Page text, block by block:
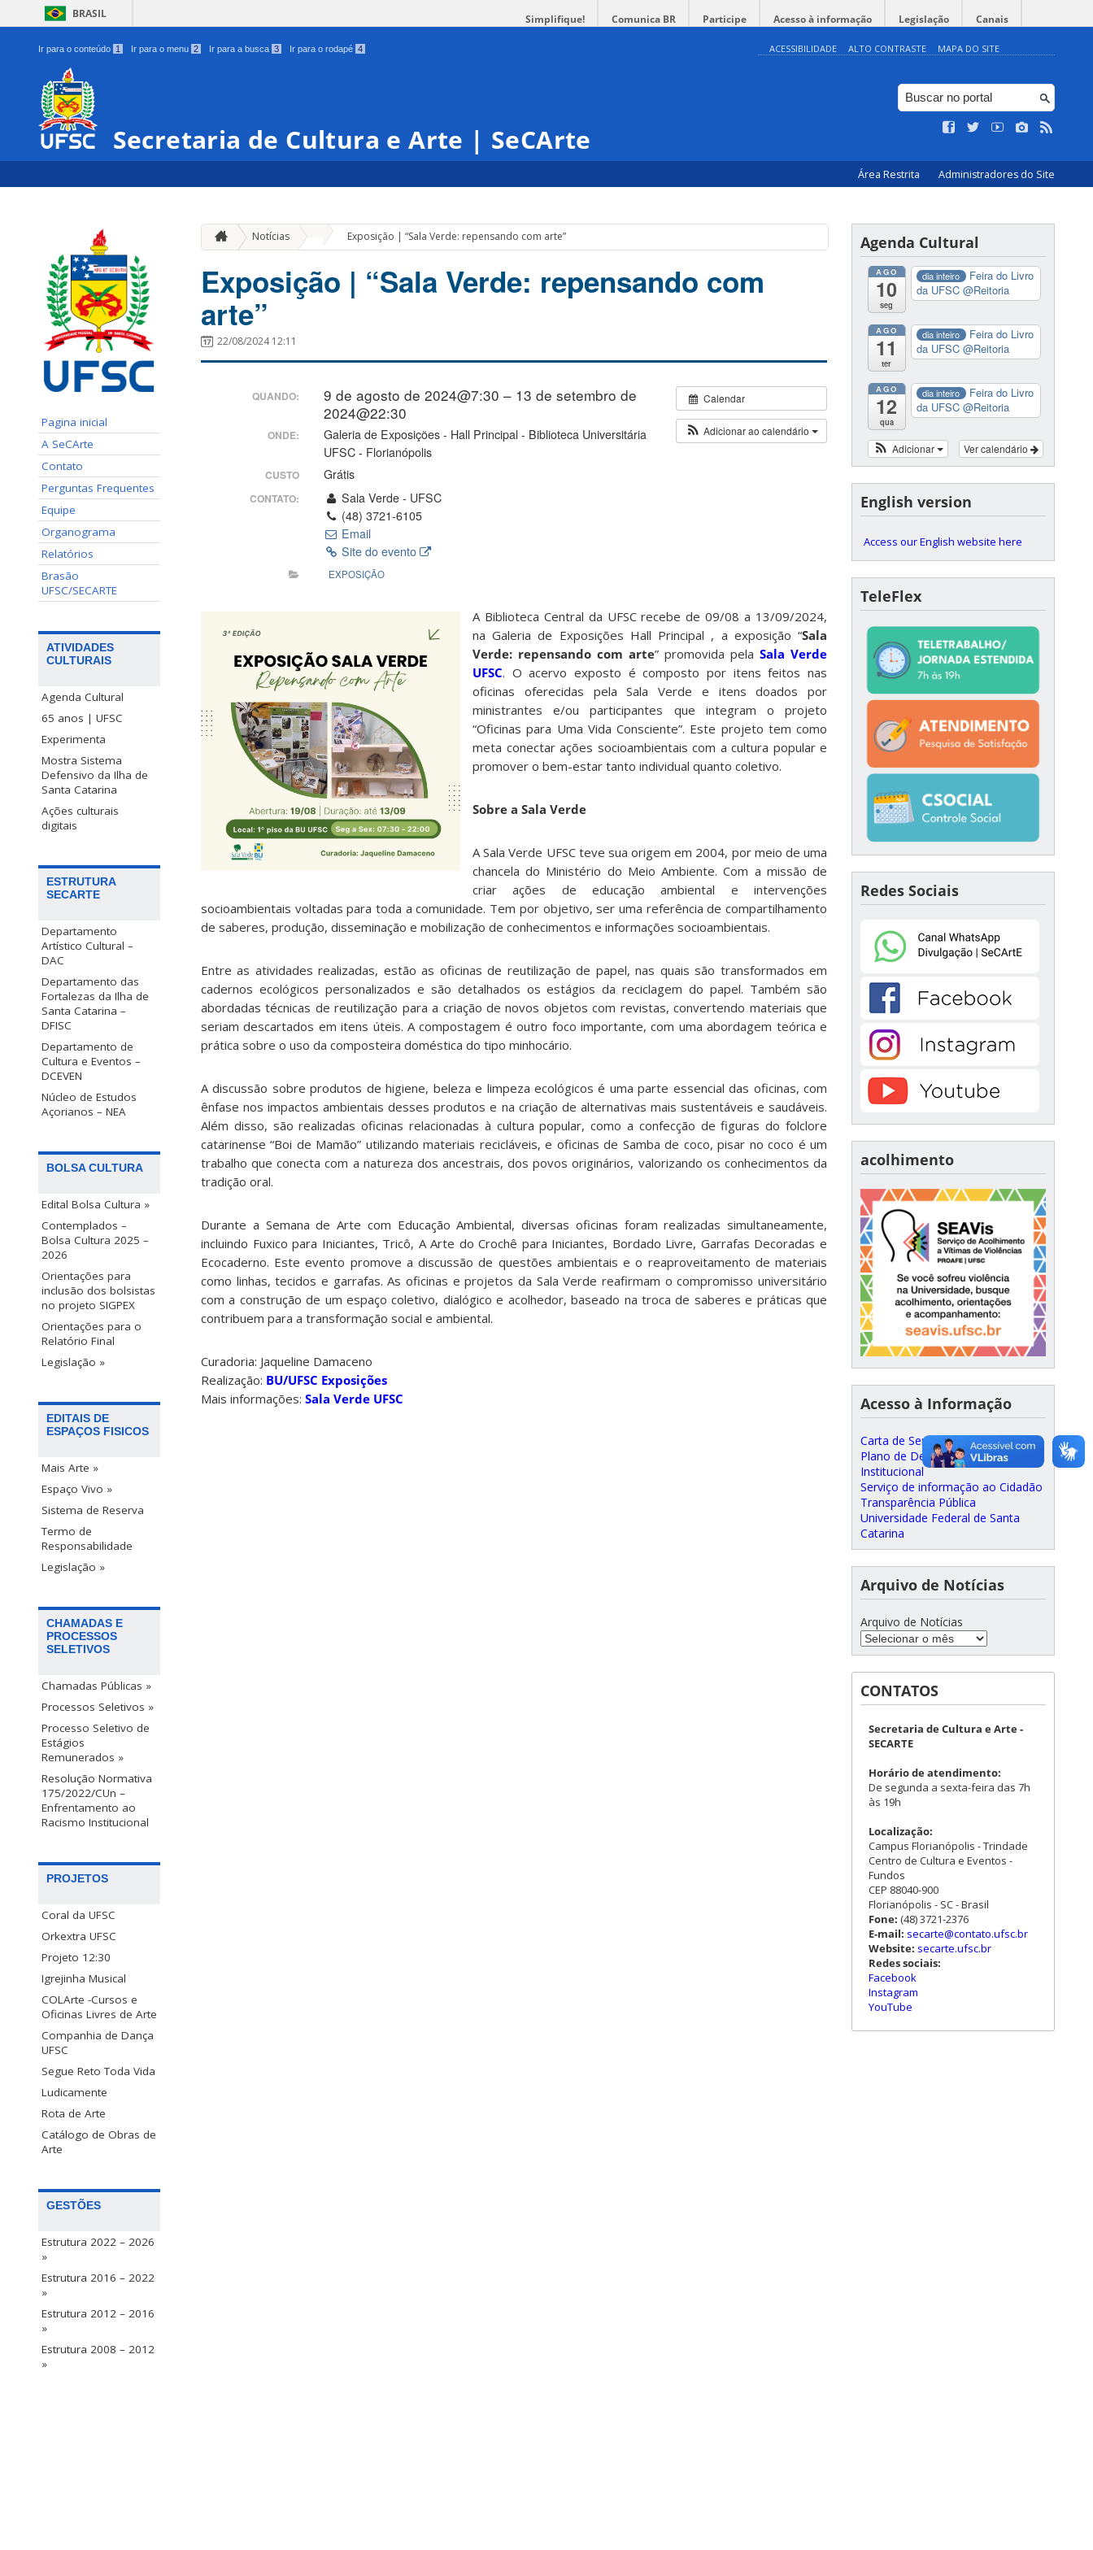
BRASIL Simplifique! Comunica BR Participe Acesso à informação Legislação Canais
Ir para o conteúdo 1 Ir para o menu 2 Ir para a busca 3 Ir para o rodapé 4 ACESSIBILIDADE ALTO CONTRASTE MAPA DO SITE
Secretaria de Cultura e Arte | SeCArte
Área Restrita Administradores do Site
Pagina inicial
A SeCArte
Contato
Perguntas Frequentes
Equipe
Organograma
Relatórios
Brasão
UFSC/SECARTE
ATIVIDADES
CULTURAIS
Agenda Cultural
65 anos | UFSC
Experimenta
Mostra Sistema
Defensivo da Ilha de
Santa Catarina
Ações culturais
digitais
ESTRUTURA
SECARTE
Departamento
Artístico Cultural –
DAC
Departamento das
Fortalezas da Ilha de
Santa Catarina –
DFISC
Departamento de
Cultura e Eventos –
DCEVEN
Núcleo de Estudos
Açorianos – NEA
BOLSA CULTURA
Edital Bolsa Cultura »
Contemplados –
Bolsa Cultura 2025 –
2026
Orientações para
inclusão dos bolsistas
no projeto SIGPEX
Orientações para o
Relatório Final
Legislação »
EDITAIS DE
ESPAÇOS FISICOS
Mais Arte »
Espaço Vivo »
Sistema de Reserva
Termo de
Responsabilidade
Legislação »
CHAMADAS E
PROCESSOS
SELETIVOS
Chamadas Públicas »
Processos Seletivos »
Processo Seletivo de
Estágios
Remunerados »
Resolução Normativa
175/2022/CUn –
Enfrentamento ao
Racismo Institucional
PROJETOS
Coral da UFSC
Orkextra UFSC
Projeto 12:30
Igrejinha Musical
COLArte -Cursos e
Oficinas Livres de Arte
Companhia de Dança
UFSC
Segue Reto Toda Vida
Ludicamente
Rota de Arte
Catálogo de Obras de
Arte
GESTÕES
Estrutura 2022 – 2026
»
Estrutura 2016 – 2022
»
Estrutura 2012 – 2016
»
Estrutura 2008 – 2012
»
Notícias Exposição | “Sala Verde: repensando com arte”
Exposição | “Sala Verde: repensando com
arte”
22/08/2024 12:11
Calendar
Adicionar ao calendário
QUANDO:
9 de agosto de 2024@7:30 – 13 de setembro de
2024@22:30
ONDE:
Galeria de Exposições - Hall Principal - Biblioteca Universitária
UFSC - Florianópolis
CUSTO Grátis
CONTATO:
Sala Verde - UFSC
(48) 3721-6105
Email
Site do evento
EXPOSIÇÃO
A Biblioteca Central da UFSC recebe de 09/08 a 13/09/2024,
na Galeria de Exposições Hall Principal , a exposição “Sala
Verde: repensando com arte” promovida pela Sala Verde
UFSC. O acervo exposto é composto por itens feitos nas
oficinas oferecidas pela Sala Verde e itens doados por
ministrantes e/ou participantes que integram o projeto
“Oficinas para Uma Vida Consciente”. Este projeto tem como
meta conectar ações socioambientais com a cultura popular e
promover o bem-estar tanto individual quanto coletivo.
Sobre a Sala Verde
A Sala Verde UFSC teve sua origem em 2004, por meio de uma
chancela do Ministério do Meio Ambiente. Com a missão de
criar ações de educação ambiental e intervenções
socioambientais voltadas para toda a comunidade. Tem por objetivo, ser uma referência de compartilhamento
de saberes, produção, disseminação e mobilização de conhecimentos e informações socioambientais.
Entre as atividades realizadas, estão as oficinas de reutilização de papel, nas quais são transformados em
cadernos ecológicos personalizados e são detalhados os estágios da reciclagem do papel. Também são
abordadas técnicas de reutilização para a criação de novos objetos com revistas, convertendo materiais que
seriam descartados em itens úteis. A compostagem é outro foco importante, com uma abordagem teórica e
prática sobre o uso da composteira doméstica do tipo minhocário.
A discussão sobre produtos de higiene, beleza e limpeza ecológicos é uma parte essencial das oficinas, com
ênfase nos impactos ambientais desses produtos e na criação de alternativas mais sustentáveis e saudáveis.
Além disso, são realizadas oficinas relacionadas à cultura popular, como a confecção de figuras do folclore
catarinense “Boi de Mamão” utilizando materiais recicláveis, e oficinas de Samba de coco, pisar no coco é um
trabalho que conecta com a natureza dos ancestrais, dos povos originários, valorizando os conhecimentos da
tradição oral.
Durante a Semana de Arte com Educação Ambiental, diversas oficinas foram realizadas simultaneamente,
incluindo Fuxico para Iniciantes, Tricô, A Arte do Crochê para Iniciantes, Bordado Livre, Garrafas Decoradas e
Ecocaderno. Este evento promove a discussão de questões ambientais e o reaproveitamento de materiais
como linhas, tecidos e garrafas. As oficinas e projetos da Sala Verde reafirmam o compromisso universitário
com a construção de um espaço coletivo, dialógico e acolhedor, baseado na troca de saberes e práticas que
contribuem para a transformação social e ambiental.
Curadoria: Jaqueline Damaceno
Realização: BU/UFSC Exposições
Mais informações: Sala Verde UFSC
Agenda Cultural
AGO
10
seg
dia inteiro
Feira do Livro
da UFSC @Reitoria
AGO
11
ter
dia inteiro
Feira do Livro
da UFSC @Reitoria
AGO
12
qua
dia inteiro
Feira do Livro
da UFSC @Reitoria
Ver calendário
Adicionar
English version
Access our English website here
TeleFlex
Redes Sociais
acolhimento
Acesso à Informação
Carta de Serviços ao Cidadão
Plano de Desenvolvimento
Institucional
Serviço de informação ao Cidadão
Transparência Pública
Universidade Federal de Santa
Catarina
Arquivo de Notícias
Arquivo de Notícias
CONTATOS
Secretaria de Cultura e Arte -
SECARTE
Horário de atendimento:
De segunda a sexta-feira das 7h
às 19h
Localização:
Campus Florianópolis - Trindade
Centro de Cultura e Eventos -
Fundos
CEP 88040-900
Florianópolis - SC - Brasil
Fone: (48) 3721-2376
E-mail: secarte@contato.ufsc.br
Website: secarte.ufsc.br
Redes sociais:
Facebook
Instagram
YouTube